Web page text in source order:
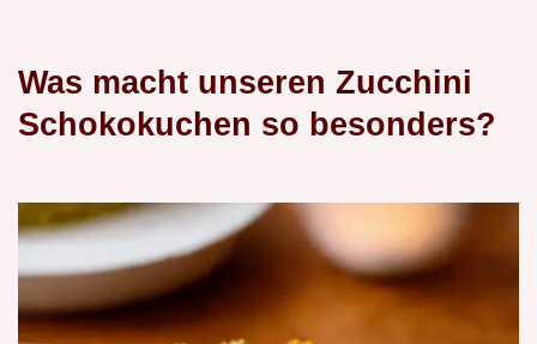
Was macht unseren Zucchini
Schokokuchen so besonders?